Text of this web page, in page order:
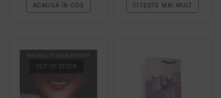
ADAUGĂ ÎN COȘ CITEȘTE MAI MULT
OUT OF STOCK